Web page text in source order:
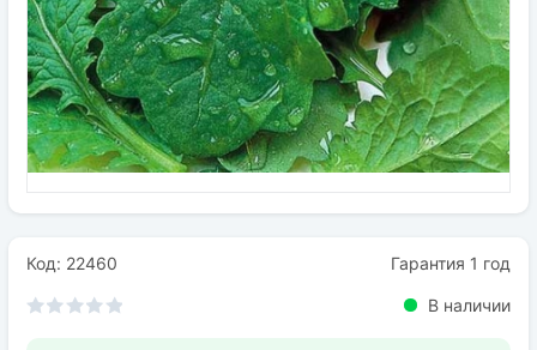
Семена
Удобрения
Код: 22460 Гарантия 1 год
В наличии